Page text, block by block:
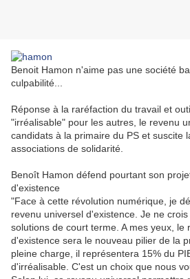
Benoit Hamon n'aime pas une société
culpabilité...
Réponse à la raréfaction du travail et
"irréalisable" pour les autres, le revenu
candidats à la primaire du PS et suscite
associations de solidarité.
Benoît Hamon défend pourtant son
d'existence
"Face à cette révolution numérique, je
revenu universel d'existence. Je ne
solutions de court terme. A mes yeux, le
d'existence sera le nouveau pilier de la
pleine charge, il représentera 15% du
d'irréalisable. C'est un choix que nous